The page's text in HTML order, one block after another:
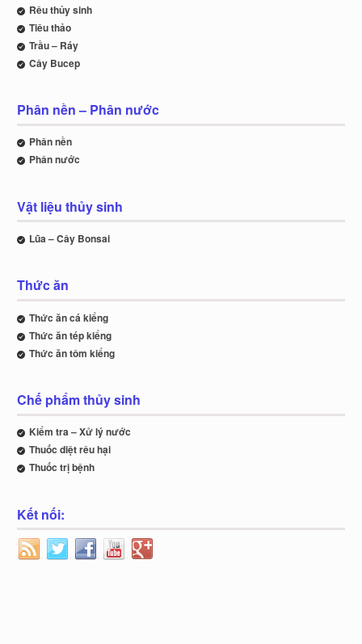
Rêu thủy sinh
Tiêu thảo
Trầu – Ráy
Cây Bucep
Phân nền – Phân nước
Phân nền
Phân nước
Vật liệu thủy sinh
Lũa – Cây Bonsai
Thức ăn
Thức ăn cá kiểng
Thức ăn tép kiểng
Thức ăn tôm kiểng
Chế phẩm thủy sinh
Kiểm tra – Xử lý nước
Thuốc diệt rêu hại
Thuốc trị bệnh
Kết nối: